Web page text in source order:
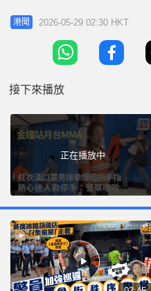
衣、戴上口罩的男子。
手，惟氣氛依然劍拔弩
手指指向對方，一邊連
此時，不甘示弱的口罩
港聞 2026-05-29 02:30 HKT
接下來播放
正在播放中